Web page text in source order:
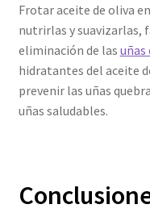
Frotar aceite de oliva
nutrirlas y suavizarlas,
eliminación de las uñas
hidratantes del aceite
prevenir las uñas
uñas saludables.